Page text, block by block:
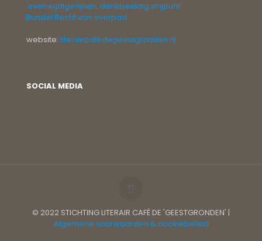
'evenwijdige lijnen, denkbeeldig snijpunt'
Bundel Recht van overpad
website: literaircafedegeestgronden.nl
SOCIAL MEDIA
© 2022 STICHTING LITERAIR CAFÉ DE 'GEESTGRONDEN' |
Algemene voorwaarden & cookiebeleid